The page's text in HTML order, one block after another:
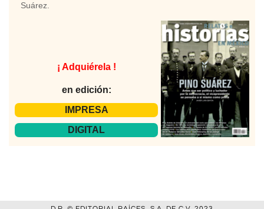
Suárez.
¡ Adquiérela !
en edición:
IMPRESA
DIGITAL